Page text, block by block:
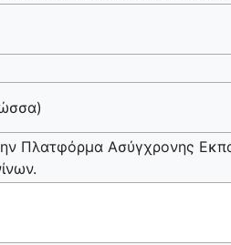
Πλατφόρμα Ασύγχρονης